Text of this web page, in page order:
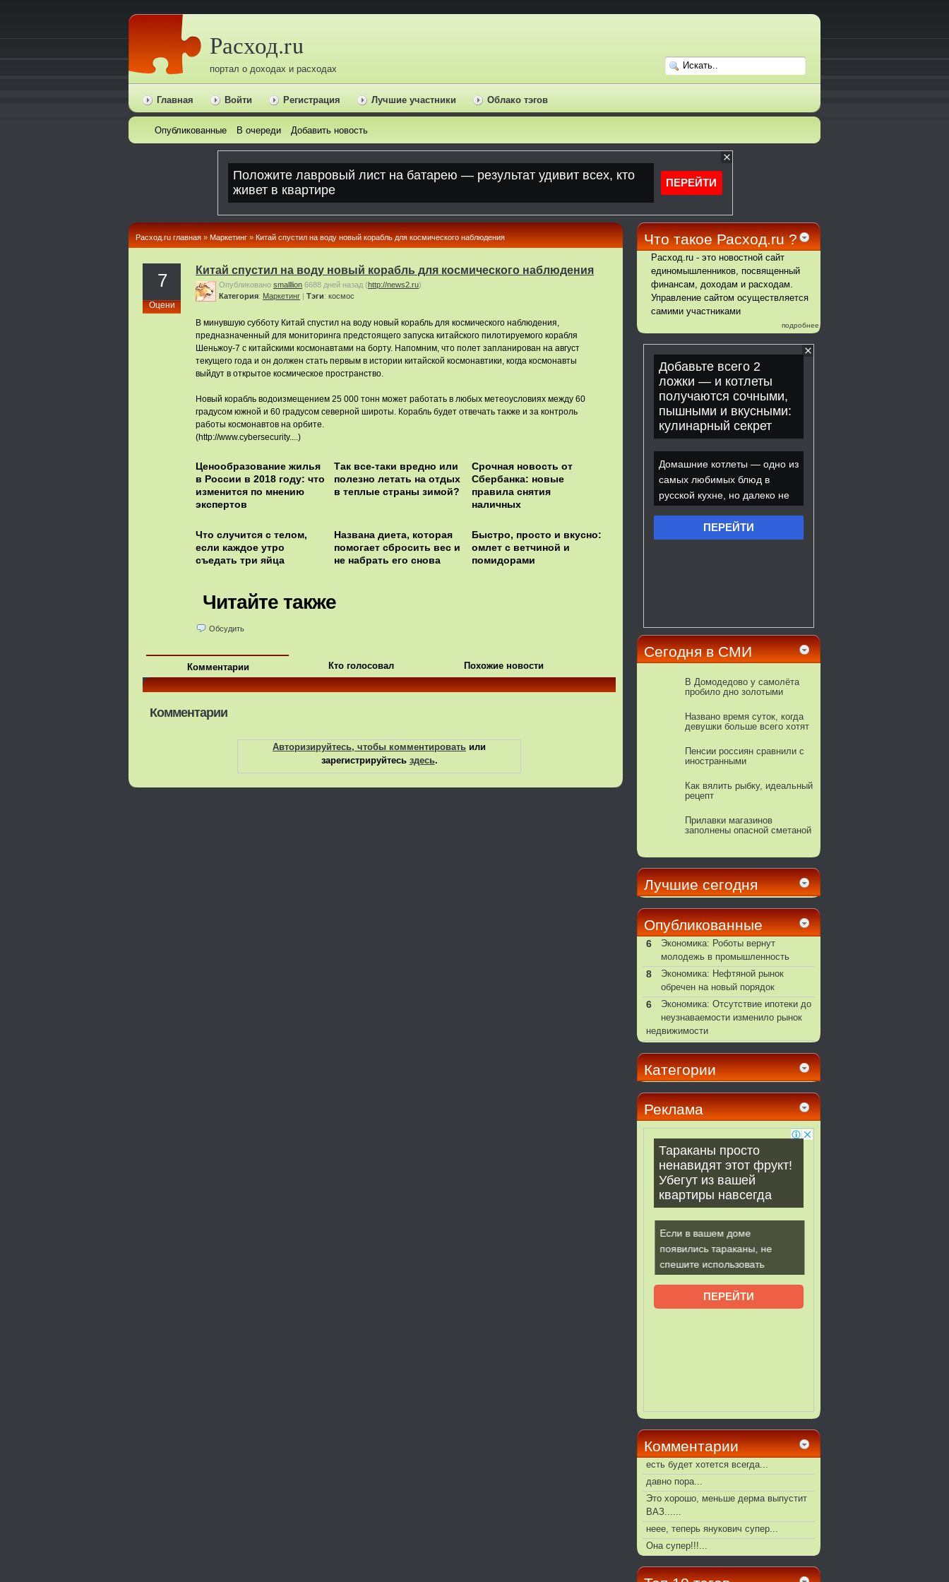
Расход.ru
портал о доходах и расходах
Главная Войти Регистрация Лучшие участники Облако тэгов
Опубликованные В очереди Добавить новость
Расход.ru главная » Маркетинг » Китай спустил на воду новый корабль для космического наблюдения
7
Оцени
Китай спустил на воду новый корабль для космического наблюдения
Опубликовано smalllion 6688 дней назад (http://news2.ru)
Категория: Маркетинг | Тэги: космос
В минувшую субботу Китай спустил на воду новый корабль для космического наблюдения,
предназначенный для мониторинга предстоящего запуска китайского пилотируемого корабля
Шеньжоу-7 с китайскими космонавтами на борту. Напомним, что полет запланирован на август
текущего года и он должен стать первым в истории китайской космонавтики, когда космонавты
выйдут в открытое космическое пространство.
Новый корабль водоизмещением 25 000 тонн может работать в любых метеоусловиях между 60
градусом южной и 60 градусом северной широты. Корабль будет отвечать также и за контроль
работы космонавтов на орбите.
(http://www.cybersecurity....)
Ценообразование жилья
в России в 2018 году: что
изменится по мнению
экспертов
Так все-таки вредно или
полезно летать на отдых
в теплые страны зимой?
Срочная новость от
Сбербанка: новые
правила снятия
наличных
Что случится с телом,
если каждое утро
съедать три яйца
Названа диета, которая
помогает сбросить вес и
не набрать его снова
Быстро, просто и вкусно:
омлет с ветчиной и
помидорами
Читайте также
Обсудить
Комментарии Кто голосовал Похожие новости
Комментарии
Авторизируйтесь, чтобы комментировать или
зарегистрируйтесь здесь.
Что такое Расход.ru ?
Расход.ru - это новостной сайт
единомышленников, посвященный
финансам, доходам и расходам.
Управление сайтом осуществляется
самими участниками
подробнее
Сегодня в СМИ
В Домодедово у самолёта
пробило дно золотыми
Названо время суток, когда
девушки больше всего хотят
Пенсии россиян сравнили с
иностранными
Как вялить рыбку, идеальный
рецепт
Прилавки магазинов
заполнены опасной сметаной
Лучшие сегодня
Опубликованные
6
Экономика: Роботы вернут
молодежь в промышленность
8
Экономика: Нефтяной рынок
обречен на новый порядок
6
Экономика: Отсутствие ипотеки до
неузнаваемости изменило рынок
недвижимости
Категории
Реклама
Комментарии
есть будет хотется всегда...
давно пора...
Это хорошо, меньше дерма выпустит
ВАЗ......
неее, теперь янукович супер...
Она супер!!!...